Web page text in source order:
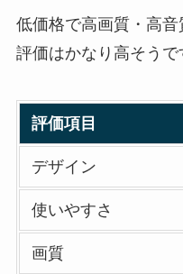
低価格で高画質・高
評価はかなり高そうで
評価項目
デザイン
使いやすさ
画質